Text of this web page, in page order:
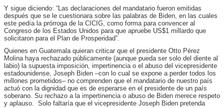
Y sigue diciendo: “Las declaraciones del mandatario fueron emitidas
después que se le cuestionara sobre las palabras de Biden, en las cuales
este pedía la prórroga de la CICIG, como forma para convencer al
Congreso de los Estados Unidos para que apruebe US$1 millardo que
solicitaron para el Plan de Prosperidad”.
Quienes en Guatemala quieran criticar que el presidente Otto Pérez
Molina haya rechazado públicamente (aunque pueda ser solo del diente al
labio) la supuesta imposición, impertinencia o el abuso del vicepresidente
estadounidense, Joseph Biden –con lo cual se expone a perder todos los
millones prometidos– no comprenden que el mandatario de nuestro país
actuó con la dignidad que es de esperarse en el presidente de un país
soberano. Su rechazo a la impertinencia o abuso de Biden merece respeto
y aplauso. Solo faltaría que el vicepresidente Joseph Biden pretenda